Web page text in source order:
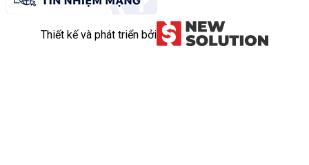
Thiết kế và phát triển bởi